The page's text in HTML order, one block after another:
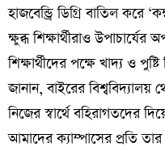
হাজবেন্ড্রি ডিগ্রি বাতিল করে
ক্ষুব্ধ শিক্ষার্থীরাও
শিক্ষার্থীদের পক্ষে খাদ্য ও
জানান, বাইরের
নিজের স্বার্থে বহিরাগতদের
আমাদের ক্যাম্পাসের প্রতি